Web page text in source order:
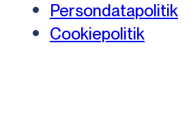
Persondatapolitik
Cookiepolitik